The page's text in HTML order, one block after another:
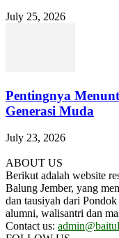
July 25, 2026
Pentingnya
Generasi Muda
July 23, 2026
ABOUT US
Berikut adalah website
Balung Jember, yang
dan tausiyah dari
alumni, walisantri dan
Contact us: